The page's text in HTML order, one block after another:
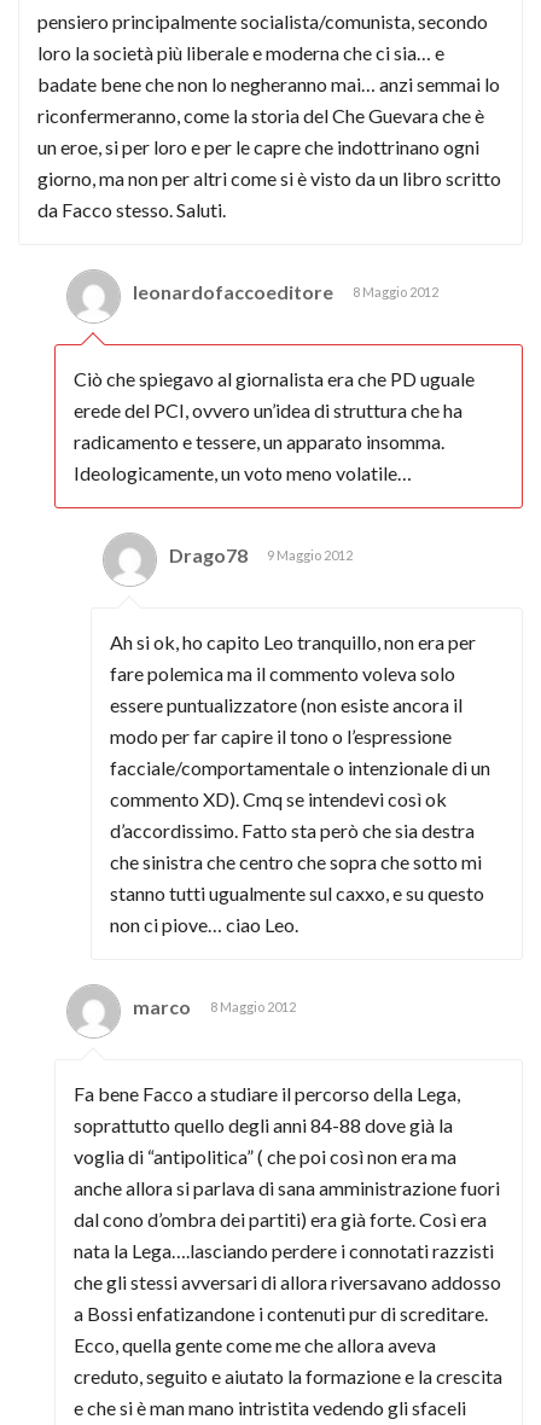
pensiero principalmente socialista/comunista, secondo
loro la società più liberale e moderna che ci sia… e
badate bene che non lo negheranno mai… anzi semmai lo
riconfermeranno, come la storia del Che Guevara che è
un eroe, si per loro e per le capre che indottrinano ogni
giorno, ma non per altri come si è visto da un libro scritto
da Facco stesso. Saluti.
leonardofaccoeditore 8 Maggio 2012
Ciò che spiegavo al giornalista era che PD uguale
erede del PCI, ovvero un’idea di struttura che ha
radicamento e tessere, un apparato insomma.
Ideologicamente, un voto meno volatile…
Drago78 9 Maggio 2012
Ah si ok, ho capito Leo tranquillo, non era per
fare polemica ma il commento voleva solo
essere puntualizzatore (non esiste ancora il
modo per far capire il tono o l’espressione
facciale/comportamentale o intenzionale di un
commento XD). Cmq se intendevi così ok
d’accordissimo. Fatto sta però che sia destra
che sinistra che centro che sopra che sotto mi
stanno tutti ugualmente sul caxxo, e su questo
non ci piove… ciao Leo.
marco 8 Maggio 2012
Fa bene Facco a studiare il percorso della Lega,
soprattutto quello degli anni 84-88 dove già la
voglia di “antipolitica” ( che poi così non era ma
anche allora si parlava di sana amministrazione fuori
dal cono d’ombra dei partiti) era già forte. Così era
nata la Lega….lasciando perdere i connotati razzisti
che gli stessi avversari di allora riversavano addosso
a Bossi enfatizandone i contenuti pur di screditare.
Ecco, quella gente come me che allora aveva
creduto, seguito e aiutato la formazione e la crescita
e che si è man mano intristita vedendo gli sfaceli